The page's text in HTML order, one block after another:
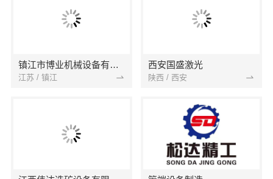
镇江市博业机械设备有限公司
江苏 / 镇江
西安国盛激光
陕西 / 西安